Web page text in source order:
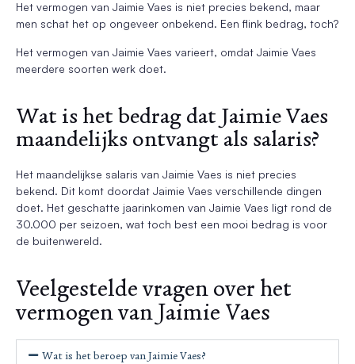
Het vermogen van Jaimie Vaes is niet precies bekend, maar
men schat het op ongeveer onbekend. Een flink bedrag, toch?
Het vermogen van Jaimie Vaes varieert, omdat Jaimie Vaes
meerdere soorten werk doet.
Wat is het bedrag dat Jaimie Vaes
maandelijks ontvangt als salaris?
Het maandelijkse salaris van Jaimie Vaes is niet precies
bekend. Dit komt doordat Jaimie Vaes verschillende dingen
doet. Het geschatte jaarinkomen van Jaimie Vaes ligt rond de
30.000 per seizoen, wat toch best een mooi bedrag is voor
de buitenwereld.
Veelgestelde vragen over het
vermogen van Jaimie Vaes
Wat is het beroep van Jaimie Vaes?